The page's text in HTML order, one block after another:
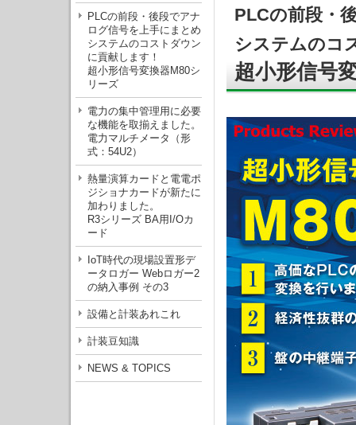
PLCの前段・後段でアナ
ログ信号を上手にまとめ
システムのコストダウン
に貢献します！
超小形信号変換器M80シ
リーズ
電力の集中管理用に必要
な機能を取揃えました。
電力マルチメータ（形
式：54U2）
熱量演算カードと電電ポ
ジショナカードが新たに
加わりました。
R3シリーズ BA用I/Oカ
ード
IoT時代の現場設置形デ
ータロガー Webロガー2
の納入事例 その3
設備と計装あれこれ
計装豆知識
NEWS & TOPICS
PLCの前段・
システムのコ
超小形信号